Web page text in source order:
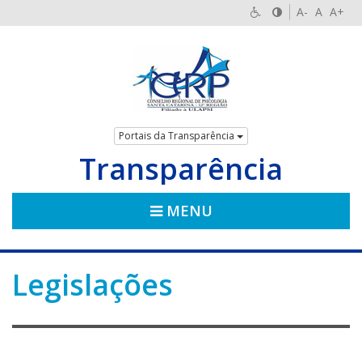
A- A A+
Portais da Transparência
Transparência
MENU
Legislações